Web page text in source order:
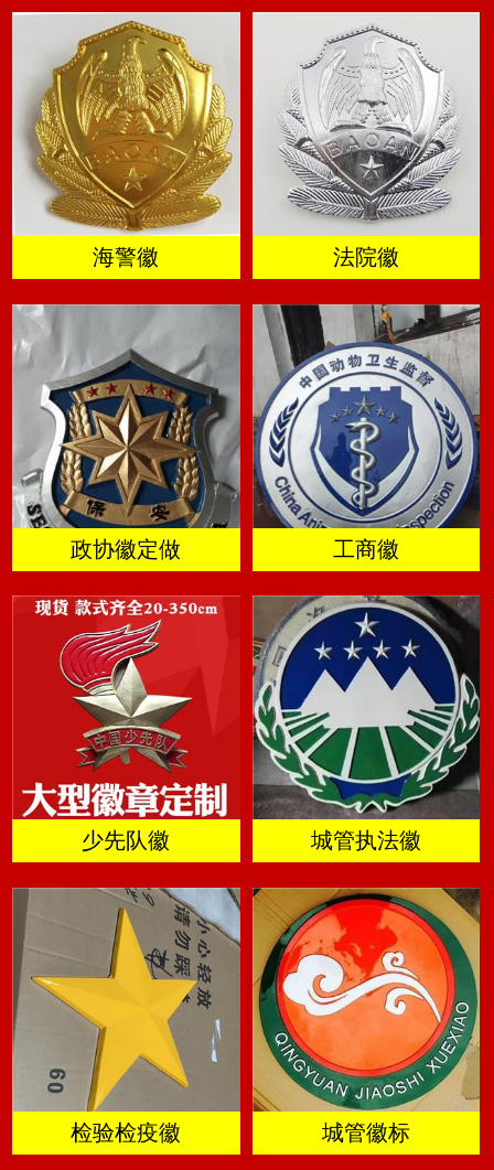
海警徽 法院徽
政协徽定做 工商徽
少先队徽 城管执法徽
检验检疫徽 城管徽标